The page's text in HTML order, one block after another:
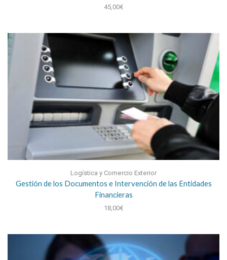
45,00€
Logística y Comercio Exterior
Gestión de los Documentos e Intervención de las Entidades
Financieras
18,00€